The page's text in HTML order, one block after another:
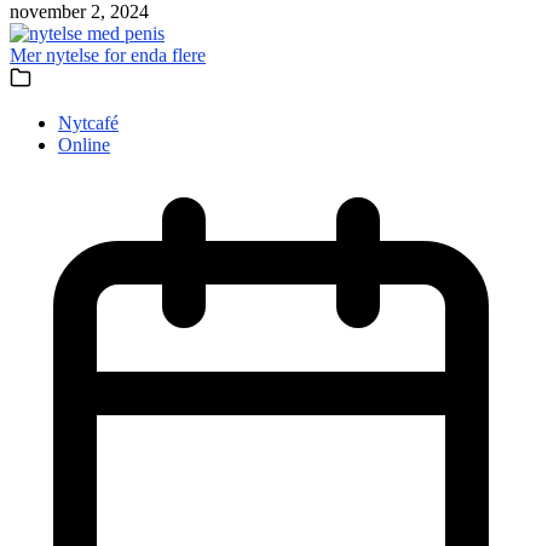
november 2, 2024
Mer nytelse for enda flere
Nytcafé
Online